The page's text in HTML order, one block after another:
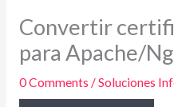
Convertir
para Apache/
0 Comments /Soluciones